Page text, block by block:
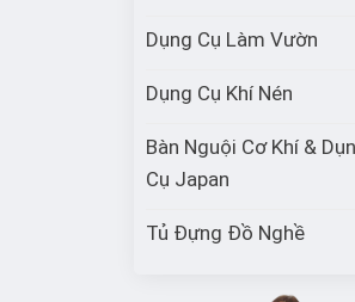
Dụng Cụ Làm Vườn
Dụng Cụ Khí Nén
Bàn Nguội Cơ Khí &
Cụ Japan
Tủ Đựng Đồ Nghề